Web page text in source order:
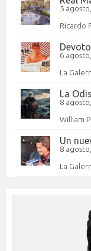
5
Ricardo
6
La
La
8
William
Un
8
La